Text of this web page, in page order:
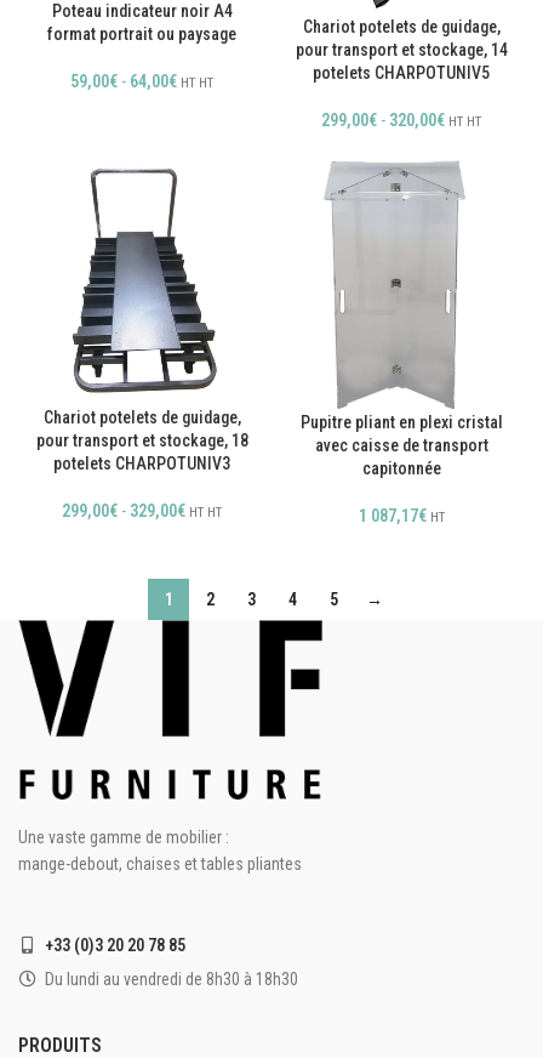
Poteau indicateur noir A4
format portrait ou paysage
59,00€ - 64,00€ HT HT
Chariot potelets de guidage,
pour transport et stockage, 14
potelets CHARPOTUNIV5
299,00€ - 320,00€ HT HT
Chariot potelets de guidage,
pour transport et stockage, 18
potelets CHARPOTUNIV3
299,00€ - 329,00€ HT HT
Pupitre pliant en plexi cristal
avec caisse de transport
capitonnée
1 087,17€ HT
1 2 3 4 5 →
Une vaste gamme de mobilier :
mange-debout, chaises et tables pliantes
+33 (0)3 20 20 78 85
Du lundi au vendredi de 8h30 à 18h30
PRODUITS